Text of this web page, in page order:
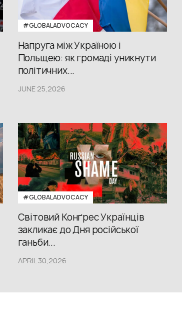
#GLOBALADVOCACY
Напруга між Україною і
Польщею: як громаді уникнути
політичних...
JUNE 25,2026
#GLOBALADVOCACY
Світовий Конґрес Українців
закликає до Дня російської
ганьби...
APRIL 30,2026